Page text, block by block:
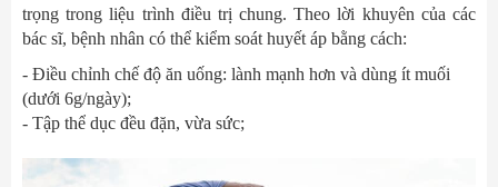
trọng trong liệu trình điều trị chung. Theo lời khuyên của các
bác sĩ, bệnh nhân có thể kiểm soát huyết áp bằng cách:
- Điều chỉnh chế độ ăn uống: lành mạnh hơn và dùng ít muối
(dưới 6g/ngày);
- Tập thể dục đều đặn, vừa sức;